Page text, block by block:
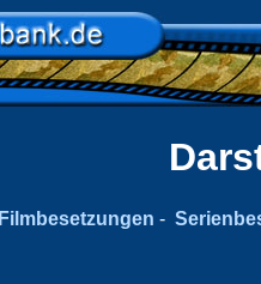
Filmbesetzungen -